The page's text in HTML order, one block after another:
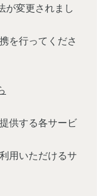
が変更されまし
を行ってくださ
供する各サービ
用いただけるサ